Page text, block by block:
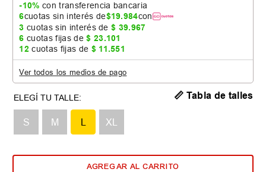
-10% con transferencia bancaria
6cuotas sin interés de$19.984con
3 cuotas sin interés de$ 39.967
6 cuotas fijas de$ 23.101
12 cuotas fijas de $ 11.551
Ver todos los medios de pago
S L
M XL
📏 Tabla de talles
AGREGAR AL CARRITO